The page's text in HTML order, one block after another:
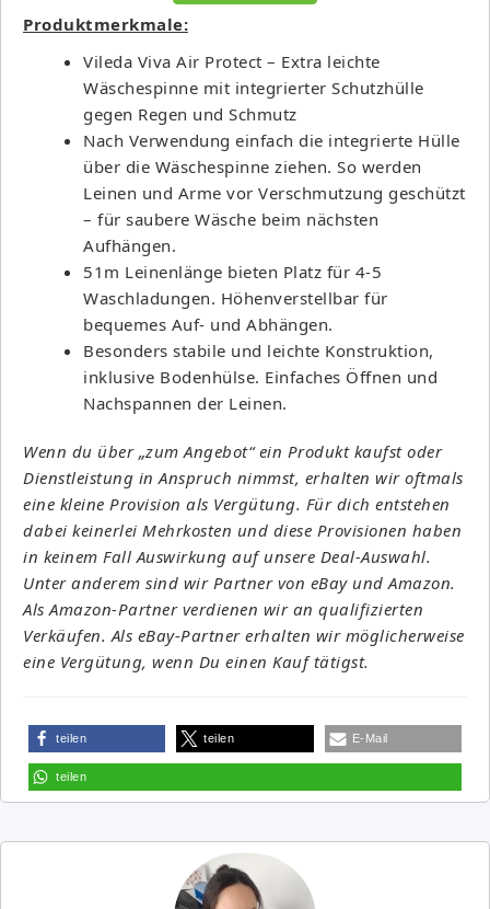
Produktmerkmale:
Vileda Viva Air Protect – Extra leichte
Wäschespinne mit integrierter Schutzhülle
gegen Regen und Schmutz
Nach Verwendung einfach die integrierte Hülle
über die Wäschespinne ziehen. So werden
Leinen und Arme vor Verschmutzung geschützt
– für saubere Wäsche beim nächsten
Aufhängen.
51m Leinenlänge bieten Platz für 4-5
Waschladungen. Höhenverstellbar für
bequemes Auf- und Abhängen.
Besonders stabile und leichte Konstruktion,
inklusive Bodenhülse. Einfaches Öffnen und
Nachspannen der Leinen.
Wenn du über „zum Angebot“ ein Produkt kaufst oder
Dienstleistung in Anspruch nimmst, erhalten wir oftmals
eine kleine Provision als Vergütung. Für dich entstehen
dabei keinerlei Mehrkosten und diese Provisionen haben
in keinem Fall Auswirkung auf unsere Deal-Auswahl.
Unter anderem sind wir Partner von eBay und Amazon.
Als Amazon-Partner verdienen wir an qualifizierten
Verkäufen. Als eBay-Partner erhalten wir möglicherweise
eine Vergütung, wenn Du einen Kauf tätigst.
teilen teilen E-Mail
teilen